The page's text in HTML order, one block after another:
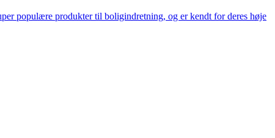
populære produkter til boligindretning, og er kendt for deres høje